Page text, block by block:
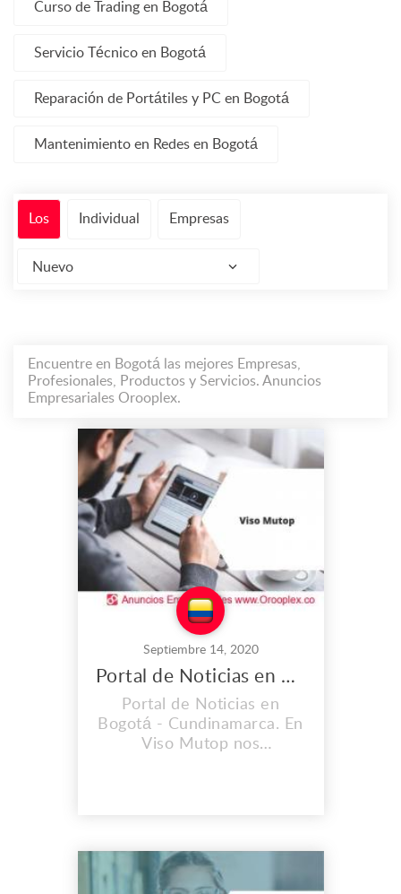
Curso de Trading en Bogotá
Servicio Técnico en Bogotá
Reparación de Portátiles y PC en Bogotá
Mantenimiento en Redes en Bogotá
Los Individual Empresas
Nuevo
Encuentre en Bogotá las mejores Empresas,
Profesionales, Productos y Servicios. Anuncios
Empresariales Orooplex.
Septiembre 14, 2020
Portal de Noticias en Bogotá
Portal de Noticias en
Bogotá - Cundinamarca. En
Viso Mutop nos
6423557 / (+57)
3209818239 Correo: